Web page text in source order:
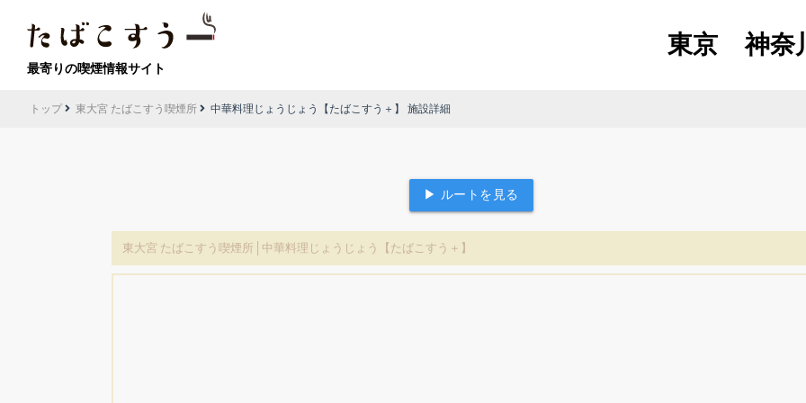
最寄りの喫煙情報サイト
東京 神奈
トップ 東大宮 たばこすう喫煙所 中華料理じょうじょう【たばこすう＋】 施設詳細
▶ ルートを見る
東大宮 たばこすう喫煙所│中華料理じょうじょう【たばこすう＋】